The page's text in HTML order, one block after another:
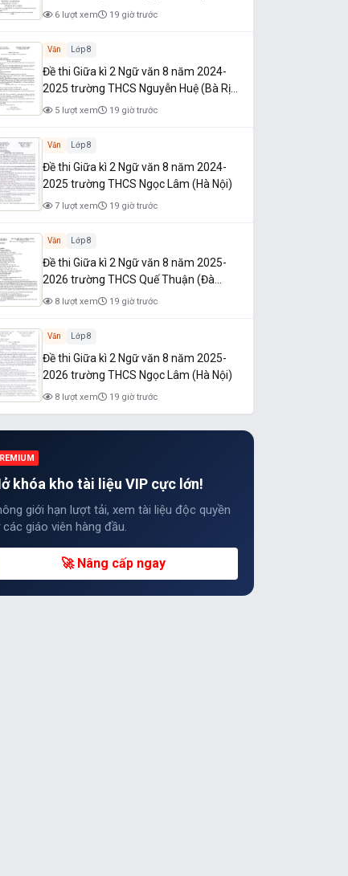
Nam)
6 lượt xem 19 giờ trước
Văn Lớp 8
Đề thi Giữa kì 2 Ngữ văn 8 năm 2024-
2025 trường THCS Nguyễn Huệ (Bà Rịa
- Vũng Tàu)
5 lượt xem 19 giờ trước
Văn Lớp 8
Đề thi Giữa kì 2 Ngữ văn 8 năm 2024-
2025 trường THCS Ngọc Lâm (Hà Nội)
7 lượt xem 19 giờ trước
Văn Lớp 8
Đề thi Giữa kì 2 Ngữ văn 8 năm 2025-
2026 trường THCS Quế Thuận (Đà
Nẵng)
8 lượt xem 19 giờ trước
Văn Lớp 8
Đề thi Giữa kì 2 Ngữ văn 8 năm 2025-
2026 trường THCS Ngọc Lâm (Hà Nội)
8 lượt xem 19 giờ trước
khóa kho tài liệu VIP cực lớn!
giới hạn lượt tải, xem tài liệu độc quyền
giáo viên hàng đầu.
🚀 Nâng cấp ngay